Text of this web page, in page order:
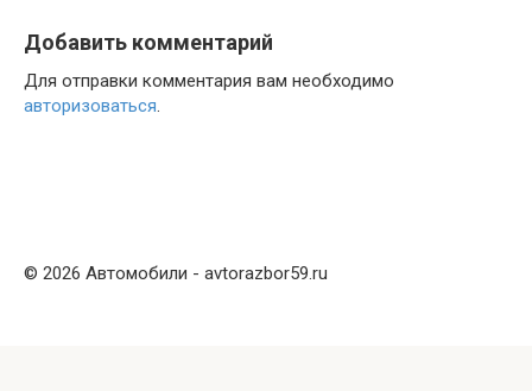
Добавить комментарий
Для отправки комментария вам необходимо
авторизоваться.
© 2026 Автомобили - avtorazbor59.ru